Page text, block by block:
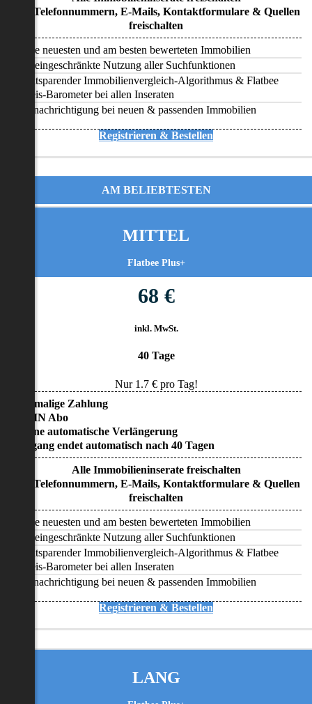
Alle Telefonnummern, E-Mails, Kontaktformulare & Quellen
freischalten
Alle neuesten und am besten bewerteten Immobilien
Uneingeschränkte Nutzung aller Suchfunktionen
Zeitsparender Immobilienvergleich-Algorithmus & Flatbee
Preis-Barometer bei allen Inseraten
Benachrichtigung bei neuen & passenden Immobilien
Registrieren & Bestellen
AM BELIEBTESTEN
MITTEL
Flatbee Plus+
68 €
inkl. MwSt.
40 Tage
Nur 1.7€ pro Tag!
• Einmalige Zahlung
• KEIN Abo
• Keine automatische Verlängerung
• Zugang endet automatisch nach 40 Tagen
Alle Immobilieninserate freischalten
Alle Telefonnummern, E-Mails, Kontaktformulare & Quellen
freischalten
Alle neuesten und am besten bewerteten Immobilien
Uneingeschränkte Nutzung aller Suchfunktionen
Zeitsparender Immobilienvergleich-Algorithmus & Flatbee
Preis-Barometer bei allen Inseraten
Benachrichtigung bei neuen & passenden Immobilien
Registrieren & Bestellen
LANG